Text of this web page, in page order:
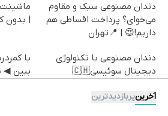
دندان مصنوعی سبک و مقاوم
می‌خوای؟ پرداخت اقساطی هم
داریم!😍 | 📍تهران
| بدون
دندان مصنوعی با تکنولوژی
دیجیتال سوئیسی🇨🇭
با
ببین ◀
آخرینپربازدیدترین